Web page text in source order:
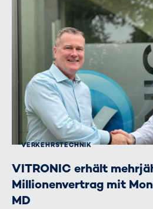
VERKEHRS­TECHNIK
VITRONIC erhält
Millionenvertrag mit
MD